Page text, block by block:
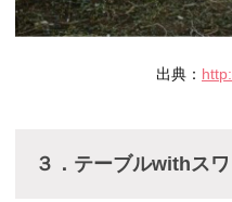
出典：
３．テーブルwithス